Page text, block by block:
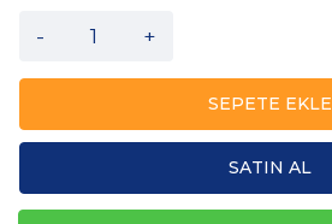
- +
SEPETE EKLE
SATIN AL